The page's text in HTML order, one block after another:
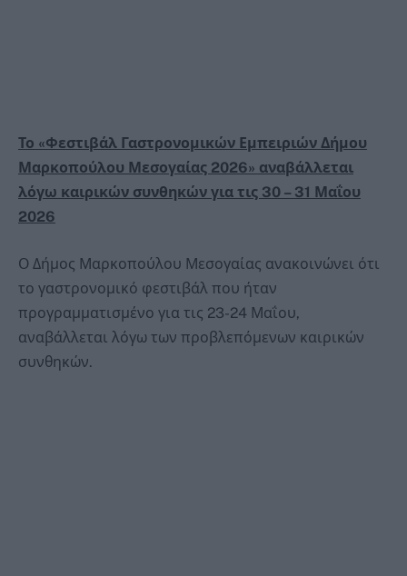
Το «Φεστιβάλ Γαστρονομικών Εμπειριών Δήμου
Μαρκοπούλου Μεσογαίας 2026» αναβάλλεται
λόγω καιρικών συνθηκών για τις 30 – 31 Μαΐου
2026
Ο Δήμος Μαρκοπούλου Μεσογαίας ανακοινώνει ότι
το γαστρονομικό φεστιβάλ που ήταν
προγραμματισμένο για τις 23-24 Μαΐου,
αναβάλλεται λόγω των προβλεπόμενων καιρικών
συνθηκών.